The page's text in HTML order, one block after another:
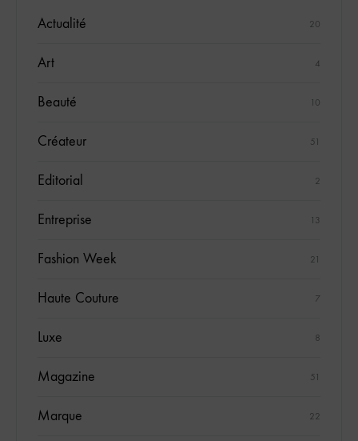
Actualité 20
Art 4
Beauté 10
Créateur 51
Editorial 2
Entreprise 13
Fashion Week 21
Haute Couture 7
Luxe 8
Magazine 51
Marque 22